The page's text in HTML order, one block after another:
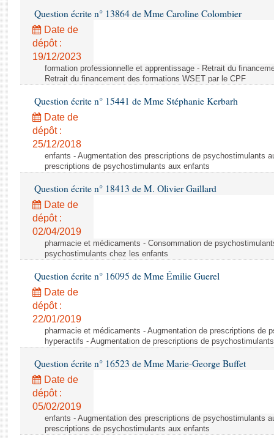
Baromètre de l’application des lois
Dossiers législatifs
Budget et sécurité sociale
Questions écrites et orales
Comptes rendus des débats
Question écrite n° 13864 de Mme Caroline Colombier
Date de
dépôt :
19/12/2023
formation professionnelle et apprentissage - Retrait du
Retrait du financement des formations WSET par le CPF
Question écrite n° 15441 de Mme Stéphanie Kerbarh
Date de
dépôt :
25/12/2018
enfants - Augmentation des prescriptions de psychostimulants
prescriptions de psychostimulants aux enfants
Question écrite n° 18413 de M. Olivier Gaillard
Date de
dépôt :
02/04/2019
pharmacie et médicaments - Consommation de
psychostimulants chez les enfants
Question écrite n° 16095 de Mme Émilie Guerel
Date de
dépôt :
22/01/2019
pharmacie et médicaments - Augmentation de prescriptions de
hyperactifs - Augmentation de prescriptions de
Question écrite n° 16523 de Mme Marie-George Buffet
Date de
dépôt :
05/02/2019
enfants - Augmentation des prescriptions de psychostimulants
prescriptions de psychostimulants aux enfants